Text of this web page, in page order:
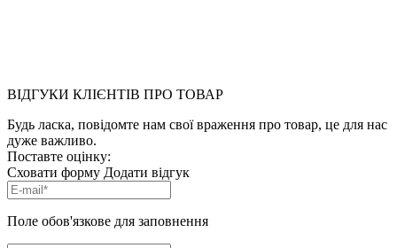
ВІДГУКИ КЛІЄНТІВ ПРО ТОВАР
Будь ласка, повідомте нам свої враження про товар, це для нас
дуже важливо.
Поставте оцінку:
Сховати форму Додати відгук
Поле обов'язкове для заповнення